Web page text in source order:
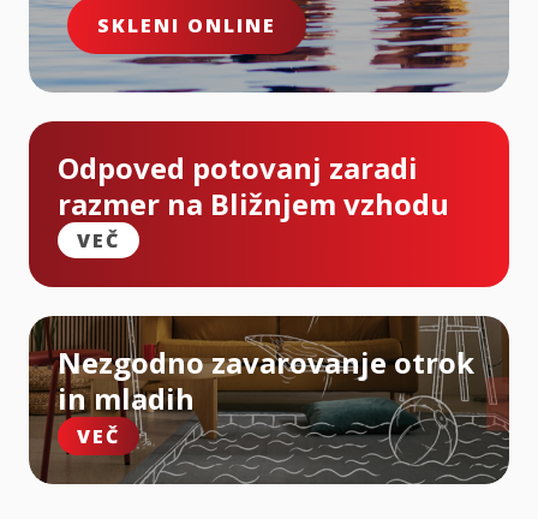
SKLENI ONLINE
Odpoved potovanj zaradi
razmer na Bližnjem vzhodu
VEČ
Nezgodno zavarovanje otrok
in mladih
VEČ